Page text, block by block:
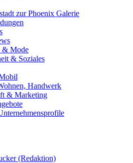
zur Phoenix Galerie
& Mode
& Soziales
Handwerk
& Marketing
(Redaktion)